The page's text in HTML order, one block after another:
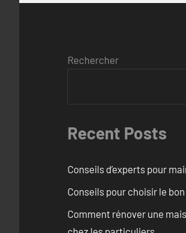
Rechercher
Recent Posts
Conseils d’experts pour
Conseils pour choisir le
Comment rénover une